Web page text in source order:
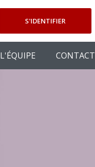
S'IDENTIFIER
L'ÉQUIPE CONTACT